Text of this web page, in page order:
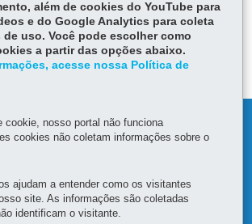
SITE
CORRUPÇÃO
além de cookies do YouTube para
e do Google Analytics para coleta
uso. Você pode escolher como
a partir das opções abaixo.
acesse nossa Política de
cookie, nosso portal não funciona
cookies não coletam informações sobre o
ajudam a entender como os visitantes
site. As informações são coletadas
identificam o visitante.